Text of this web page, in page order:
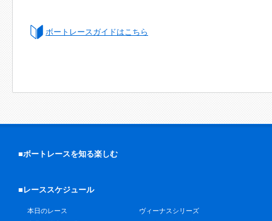
ボートレースガイドはこちら
■ボートレースを知る楽しむ
■レーススケジュール
本日のレース
ヴィーナスシリーズ